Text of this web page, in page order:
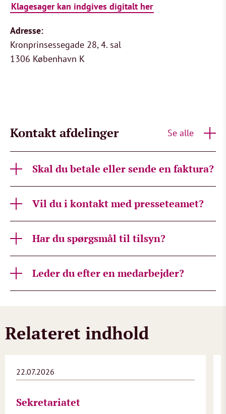
Klagesager kan indgives digitalt her
Adresse:
Kronprinsessegade 28, 4. sal
1306 København K
Kontakt afdelinger Se alle
Skal du betale eller sende en faktura?
Vil du i kontakt med presseteamet?
Har du spørgsmål til tilsyn?
Leder du efter en medarbejder?
Relateret indhold
22.07.2026
Sekretariatet